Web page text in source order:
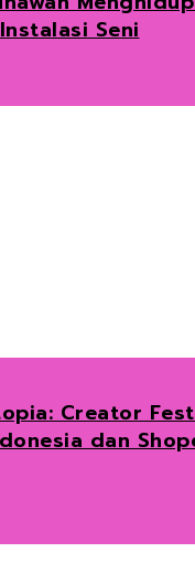
Seni
Creator
dan